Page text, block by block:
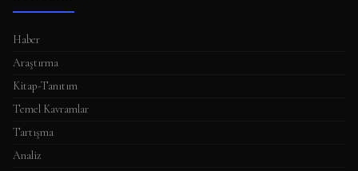
m
a
s
ı
Haber
Araştırma
Kitap-Tanıtım
Temel Kavramlar
Tartışma
Analiz